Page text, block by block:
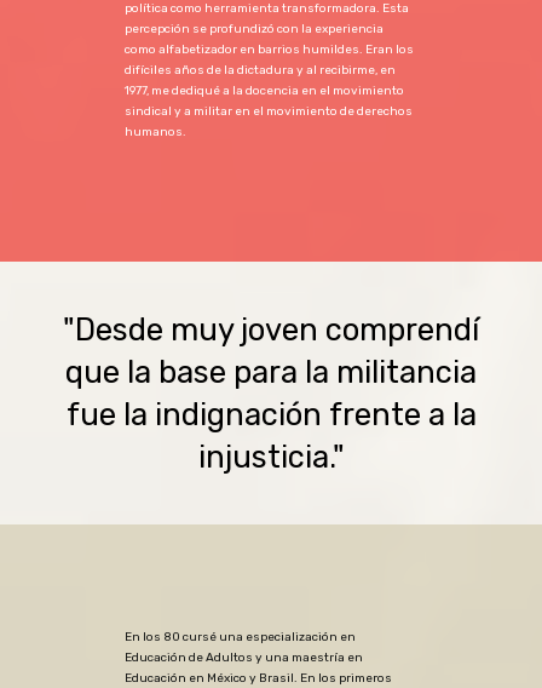
política como herramienta transformadora. Esta
percepción se profundizó con la experiencia
como alfabetizador en barrios humildes. Eran los
difíciles años de la dictadura y al recibirme, en
1977, me dediqué a la docencia en el movimiento
sindical y a militar en el movimiento de derechos
humanos.
"Desde muy joven comprendí
que la base para la militancia
fue la indignación frente a la
injusticia."
En los 80 cursé una especialización en
Educación de Adultos y una maestría en
Educación en México y Brasil. En los primeros